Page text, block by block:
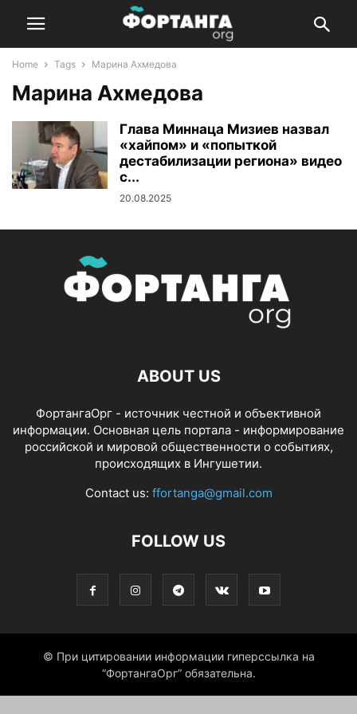
Home Tags Марина Ахмедова
Марина Ахмедова
Глава Миннаца Мизиев назвал
«хайпом» и «попыткой
дестабилизации региона» видео
с...
20.08.2025
ABOUT US
ФортангаОрг - источник честной и объективной
информации. Основная цель портала - информирование
российской и мировой общественности о событиях,
происходящих в Ингушетии.
Contact us: ffortanga@gmail.com
FOLLOW US
© При цитировании информации гиперссылка на
“ФортангаОрг” обязательна.